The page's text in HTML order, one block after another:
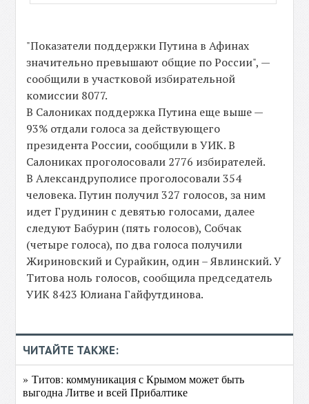
"Показатели поддержки Путина в Афинах
значительно превышают общие по России", —
сообщили в участковой избирательной
комиссии 8077.
В Салониках поддержка Путина еще выше —
93% отдали голоса за действующего
президента России, сообщили в УИК. В
Салониках проголосовали 2776 избирателей.
В Александруполисе проголосовали 354
человека. Путин получил 327 голосов, за ним
идет Грудинин с девятью голосами, далее
следуют Бабурин (пять голосов), Собчак
(четыре голоса), по два голоса получили
Жириновский и Сурайкин, один – Явлинский. У
Титова ноль голосов, сообщила председатель
УИК 8423 Юлиана Гайфутдинова.
ЧИТАЙТЕ ТАКЖЕ:
» Титов: коммуникация с Крымом может быть
выгодна Литве и всей Прибалтике